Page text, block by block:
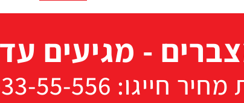
- מגיעים
072-33-55-556